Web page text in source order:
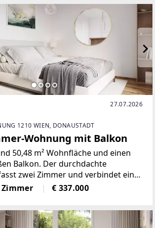
27.07.2026
1210 WIEN, DONAUSTADT
Wohnung mit Balkon
50,48 m² Wohnfläche und einen
Balkon. Der durchdachte
zwei Zimmer und verbindet eine
mit gut nutzbaren Privat- und
Wohnung entsteht im
Zimmer € 337.000